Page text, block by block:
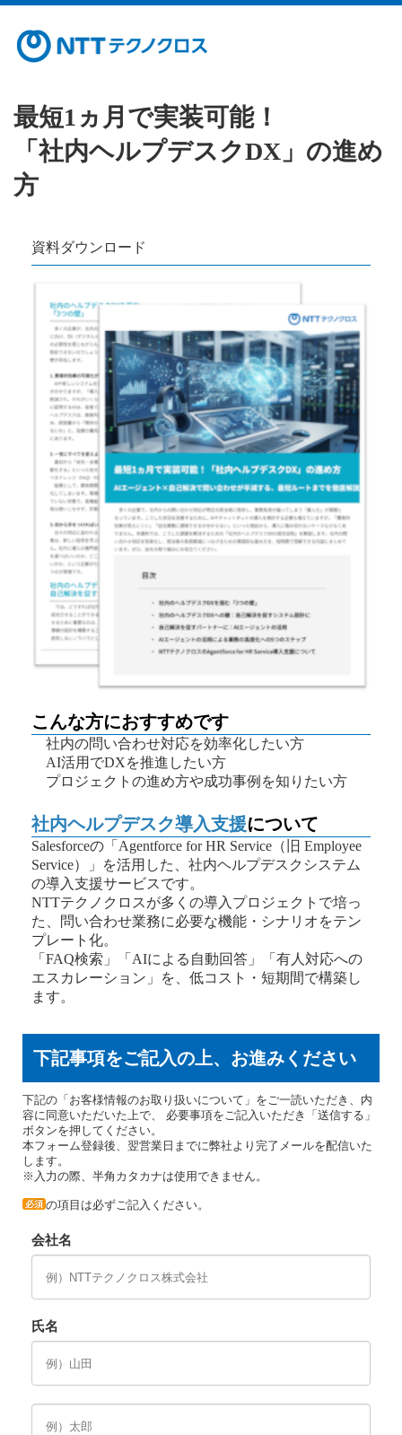
最短1ヵ月で実装可能！
「社内ヘルプデスクDX」の進め
方
資料ダウンロード
こんな方におすすめです
社内の問い合わせ対応を効率化したい方
AI活用でDXを推進したい方
プロジェクトの進め方や成功事例を知りたい方
社内ヘルプデスク導入支援について
Salesforceの「Agentforce for HR Service（旧 Employee
Service）」を活用した、社内ヘルプデスクシステム
の導入支援サービスです。
NTTテクノクロスが多くの導入プロジェクトで培っ
た、問い合わせ業務に必要な機能・シナリオをテン
プレート化。
「FAQ検索」「AIによる自動回答」「有人対応への
エスカレーション」を、低コスト・短期間で構築し
ます。
下記事項をご記入の上、お進みください
下記の「お客様情報のお取り扱いについて」をご一読いただき、内
容に同意いただいた上で、 必要事項をご記入いただき「送信する」
ボタンを押してください。
本フォーム登録後、翌営業日までに弊社より完了メールを配信いた
します。
※入力の際、半角カタカナは使用できません。
必須 の項目は必ずご記入ください。
会社名
氏名